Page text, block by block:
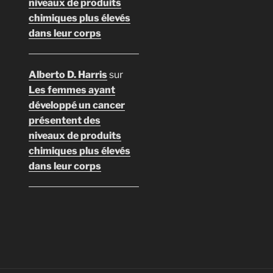
niveaux de produits
chimiques plus élevés
dans leur corps
Alberto D. Harrissur
Les femmes ayant
développé un cancer
présentent des
niveaux de produits
chimiques plus élevés
dans leur corps